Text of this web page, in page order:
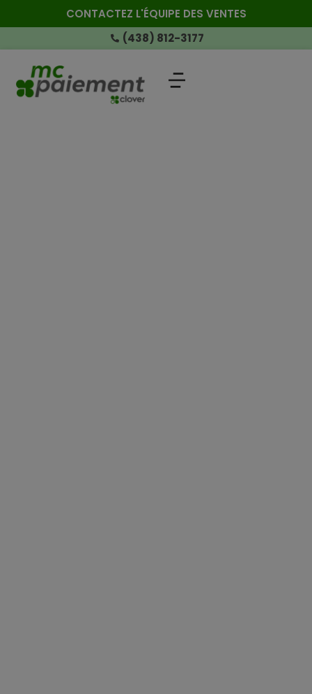
CONTACTEZ L'ÉQUIPE DES VENTES
(438) 812-3177